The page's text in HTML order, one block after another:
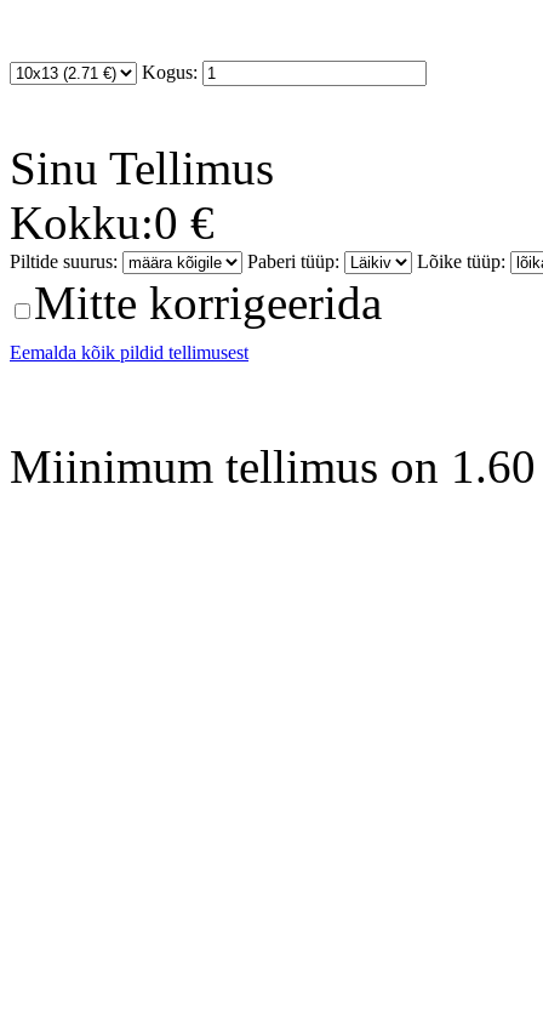
Kogus:
Sinu Tellimus
Kokku:0 €
Piltide suurus: Paberi tüüp: Lõike tüüp:
Mitte korrigeerida
Eemalda kõik pildid tellimusest
Miinimum tellimus on